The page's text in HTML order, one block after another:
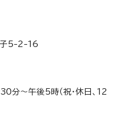
5-2-16
分～午後5時（祝・休日、12